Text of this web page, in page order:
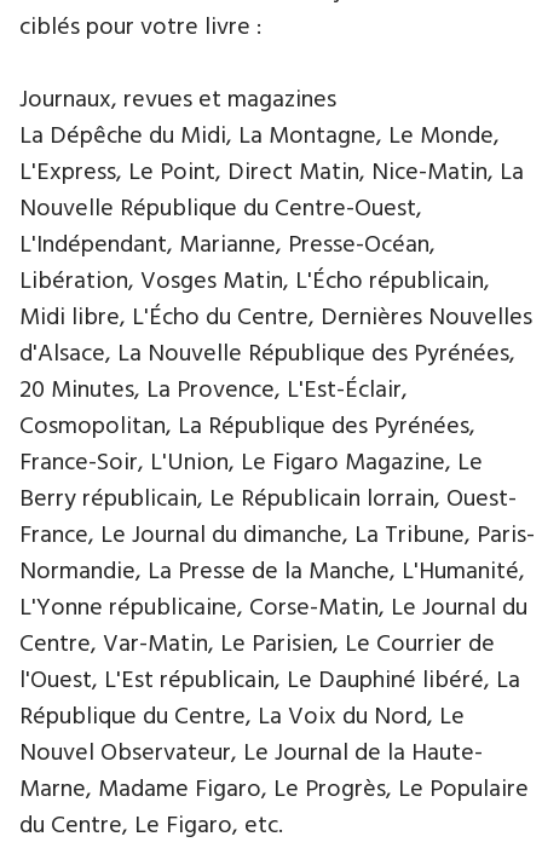
ciblés pour votre livre :
Journaux, revues et magazines
La Dépêche du Midi, La Montagne, Le Monde,
L'Express, Le Point, Direct Matin, Nice-Matin, La
Nouvelle République du Centre-Ouest,
L'Indépendant, Marianne, Presse-Océan,
Libération, Vosges Matin, L'Écho républicain,
Midi libre, L'Écho du Centre, Dernières Nouvelles
d'Alsace, La Nouvelle République des Pyrénées,
20 Minutes, La Provence, L'Est-Éclair,
Cosmopolitan, La République des Pyrénées,
France-Soir, L'Union, Le Figaro Magazine, Le
Berry républicain, Le Républicain lorrain, Ouest-
France, Le Journal du dimanche, La Tribune, Paris-
Normandie, La Presse de la Manche, L'Humanité,
L'Yonne républicaine, Corse-Matin, Le Journal du
Centre, Var-Matin, Le Parisien, Le Courrier de
l'Ouest, L'Est républicain, Le Dauphiné libéré, La
République du Centre, La Voix du Nord, Le
Nouvel Observateur, Le Journal de la Haute-
Marne, Madame Figaro, Le Progrès, Le Populaire
du Centre, Le Figaro, etc.